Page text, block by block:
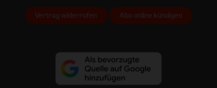
Vertrag widerrufen Abo online kündigen